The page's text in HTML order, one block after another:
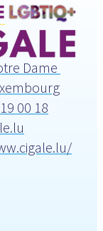
Dame
00 18